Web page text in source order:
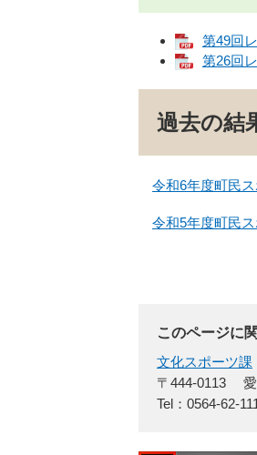
第49回
第26回
過去の結
令和6年度町民
令和5年度町民
このページに
文化スポーツ課
〒444-0113
Tel：0564-62-